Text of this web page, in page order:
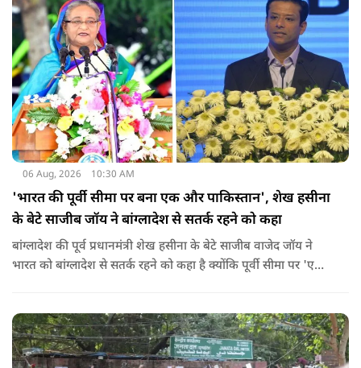
स्थिति में राहुल गांधी वहां नहीं पहुंच रहे हैं.
06 Aug, 2026 10:30 AM
'भारत की पूर्वी सीमा पर बना एक और पाकिस्तान', शेख हसीना
के बेटे साजीब जॉय ने बांग्लादेश से सतर्क रहने को कहा
बांग्लादेश की पूर्व प्रधानमंत्री शेख हसीना के बेटे साजीब वाजेद जॉय ने
भारत को बांग्लादेश से सतर्क रहने को कहा है क्योंकि पूर्वी सीमा पर 'एक
होना चाहिए.